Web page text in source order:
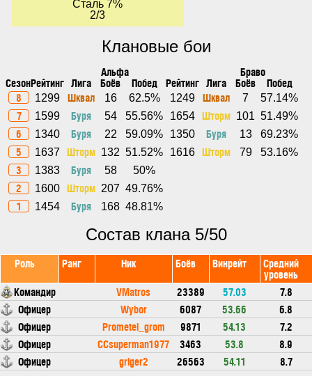
Сталь 7%
2/3
Клановые бои
Альфа Браво
СезонРейтинг Лига Боёв Побед Рейтинг Лига Боёв
Побед
8
1299 Шквал 16 62.5% 1249 Шквал 7 57.14%
7 1599 Буря 54 55.56% 1654 Шторм 101 51.49%
6 1340 Буря 22 59.09% 1350 Буря 13 69.23%
5 1637 Шторм 132 51.52% 1616 Шторм 79 53.16%
3 1383 Буря 58 50%
2 1600 Шторм 207 49.76%
1 1454 Буря 168 48.81%
Состав клана 5/50
Роль Ранг Ник Боёв Винрейт Средний
уровень
Командир
VMatros 23389 57.03
7.8
Офицер
Wybor 6087 53.66
6.8
Офицер
Prometei_grom 9871 54.13
7.2
Офицер
CCsuperman1977 3463 53.8
8.9
Офицер
griger2 26563 54.11 8.7